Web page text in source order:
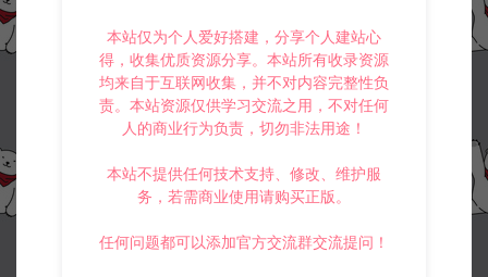
本站仅为个人爱好搭建，分享个人建站心
得，收集优质资源分享。本站所有收录资源
均来自于互联网收集，并不对内容完整性负
责。本站资源仅供学习交流之用，不对任何
人的商业行为负责，切勿非法用途！
本站不提供任何技术支持、修改、维护服
务，若需商业使用请购买正版。
任何问题都可以添加官方交流群交流提问！